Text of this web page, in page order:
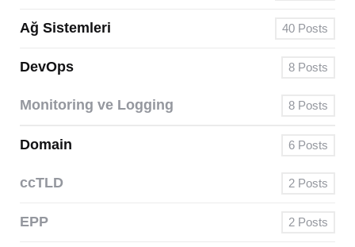
Ağ Sistemleri 40 Posts
DevOps 8 Posts
Monitoring ve Logging 8 Posts
Domain 6 Posts
ccTLD 2 Posts
EPP 2 Posts